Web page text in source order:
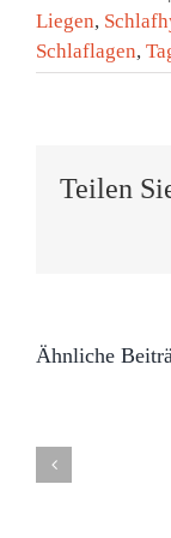
Liegen,
Schlaflagen,
Teilen
Ähnliche